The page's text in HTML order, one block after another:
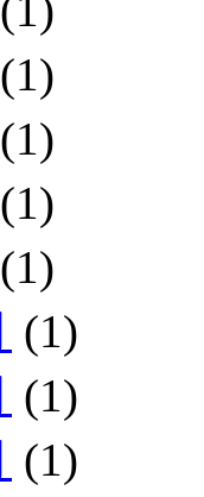
(1)
(1)
(1)
(1)
(1)
(1)
(1)
(1)